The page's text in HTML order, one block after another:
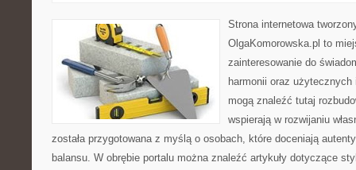
Strona internetowa
OlgaKomorowska.pl to
zainteresowanie do
harmonii oraz
mogą znaleźć tutaj
wspierają w rozwijaniu
została przygotowana z myślą o osobach, które doceniają
balansu. W obrębie portalu można znaleźć artykuły dotyczące